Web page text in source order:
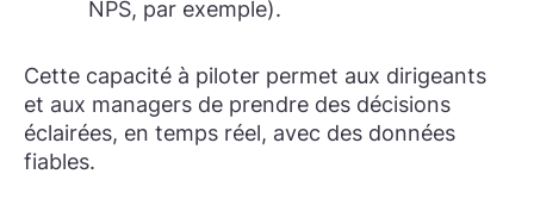
NPS, par exemple).
Cette capacité à piloter permet aux dirigeants
et aux managers de prendre des décisions
éclairées, en temps réel, avec des données
fiables.